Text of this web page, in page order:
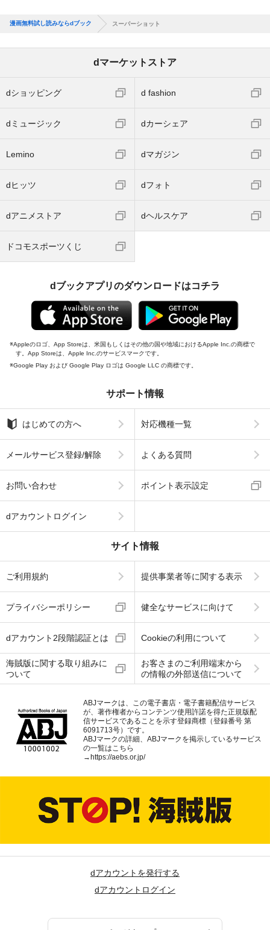
漫画無料試し読みならdブック スーパーショット
dマーケットストア
dショッピング d fashion
dミュージック dカーシェア
Lemino dマガジン
dヒッツ dフォト
dアニメストア dヘルスケア
ドコモスポーツくじ
dブックアプリのダウンロードはコチラ
Appleのロゴ、App Storeは、米国もしくはその他の国や地域におけるApple Inc.の商標で
す。App Storeは、Apple Inc.のサービスマークです。
Google Play および Google Play ロゴは Google LLC の商標です。
サポート情報
はじめての方へ 対応機種一覧
メールサービス登録/解除 よくある質問
お問い合わせ ポイント表示設定
dアカウントログイン
サイト情報
ご利用規約 提供事業者等に関する表示
プライバシーポリシー 健全なサービスに向けて
dアカウント2段階認証とは Cookieの利用について
海賊版に関する取り組みに
ついて
お客さまのご利用端末から
の情報の外部送信について
ABJマークは、この電子書店・電子書籍配信サービス
が、著作権者からコンテンツ使用許諾を得た正規版配
信サービスであることを示す登録商標（登録番号 第
6091713号）です。
ABJマークの詳細、ABJマークを掲示しているサービス
の一覧はこちら
→https://aebs.or.jp/
dアカウントを発行する
dアカウントログイン